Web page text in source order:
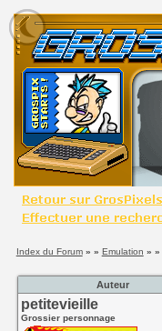
Index du Forum» » Emulation » »
Auteur
petitevieille
Grossier personnage